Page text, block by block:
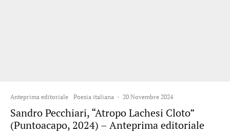
Anteprima editoriale Poesia italiana · 20 Novembre 2024
Sandro Pecchiari, “Atropo Lachesi Cloto”
(Puntoacapo, 2024) – Anteprima editoriale